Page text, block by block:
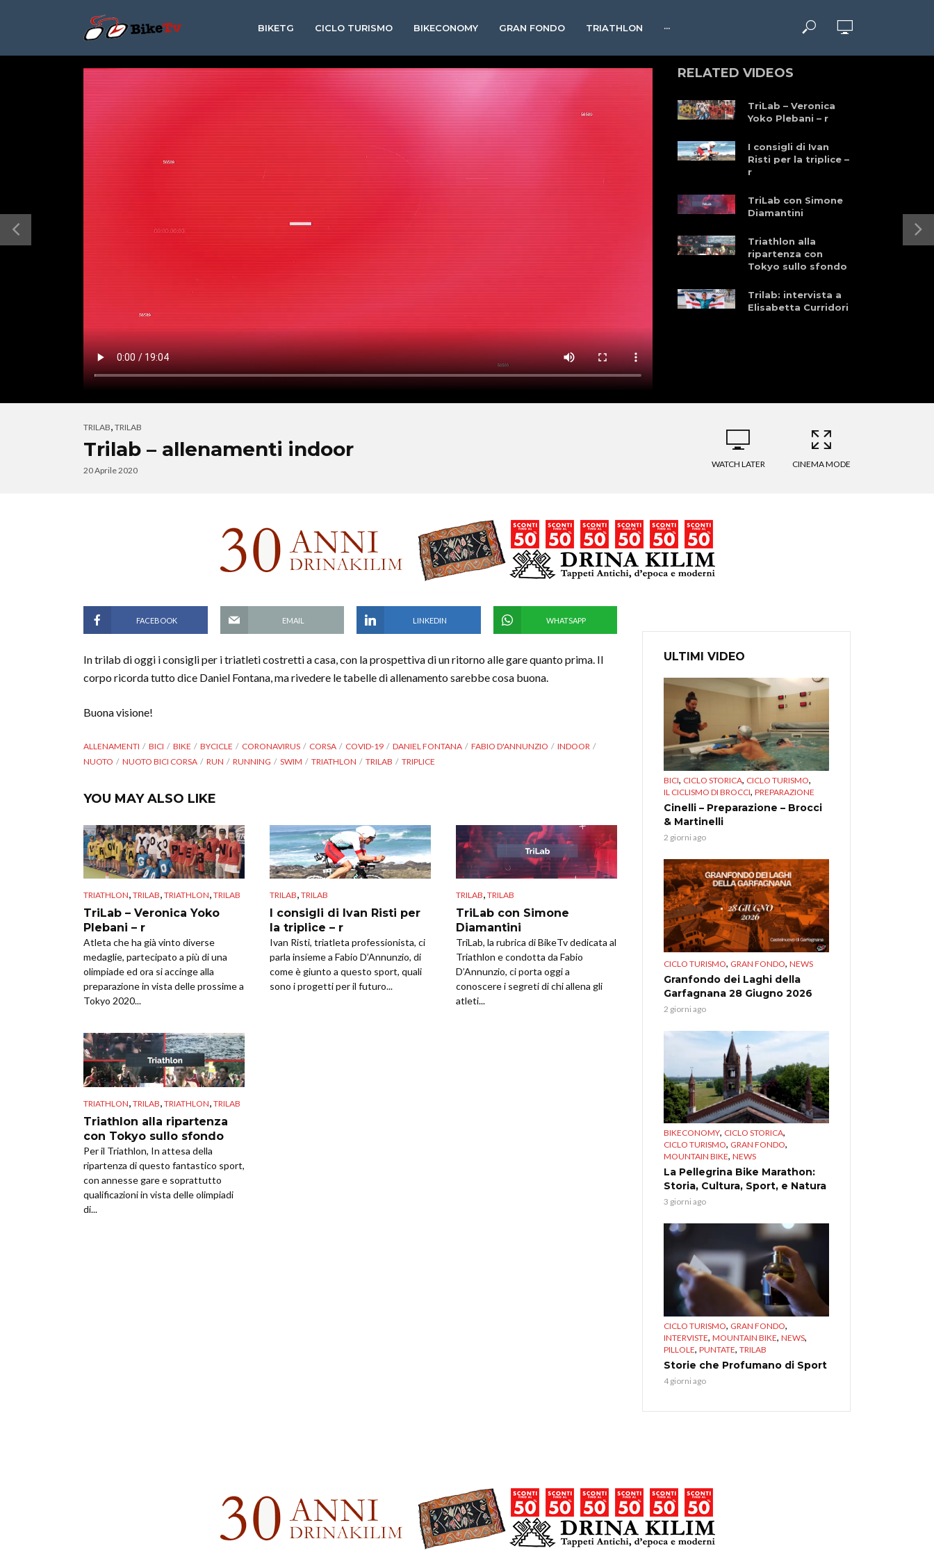
BIKETG CICLO TURISMO BIKECONOMY GRAN FONDO TRIATHLON ···
RELATED VIDEOS
TriLab – Veronica
Yoko Plebani – r
I consigli di Ivan
Risti per la triplice –
r
TriLab con Simone
Diamantini
Triathlon alla
ripartenza con
Tokyo sullo sfondo
Trilab: intervista a
Elisabetta Curridori
TRILAB, TRILAB
Trilab – allenamenti indoor
20 Aprile 2020
WATCH LATER CINEMA MODE
FACEBOOK EMAIL LINKEDIN WHATSAPP
In trilab di oggi i consigli per i triatleti costretti a casa, con la prospettiva di un ritorno alle gare quanto prima. Il
corpo ricorda tutto dice Daniel Fontana, ma rivedere le tabelle di allenamento sarebbe cosa buona.
Buona visione!
ALLENAMENTI BICI BIKE BYCICLE CORONAVIRUS CORSA COVID-19 DANIEL FONTANA FABIO D'ANNUNZIO
INDOOR
NUOTO
NUOTO BICI CORSA RUN RUNNING SWIM TRIATHLON TRILAB TRIPLICE
YOU MAY ALSO LIKE
TRIATHLON, TRILAB, TRIATHLON, TRILAB
TriLab – Veronica Yoko
Plebani – r
Atleta che ha già vinto diverse
medaglie, partecipato a più di una
olimpiade ed ora si accinge alla
preparazione in vista delle prossime a
Tokyo 2020...
TRILAB, TRILAB
I consigli di Ivan Risti per
la triplice – r
Ivan Risti, triatleta professionista, ci
parla insieme a Fabio D’Annunzio, di
come è giunto a questo sport, quali
sono i progetti per il futuro...
TRILAB, TRILAB
TriLab con Simone
Diamantini
TriLab, la rubrica di BikeTv dedicata al
Triathlon e condotta da Fabio
D’Annunzio, ci porta oggi a
conoscere i segreti di chi allena gli
atleti...
TRIATHLON TRILAB TRIATHLON TRILAB
Triathlon alla ripartenza
con Tokyo sullo sfondo
Per il Triathlon, In attesa della
ripartenza di questo fantastico sport,
con annesse gare e soprattutto
qualificazioni in vista delle olimpiadi
di...
ULTIMI VIDEO
BICI, CICLO STORICA, CICLO TURISMO,
IL CICLISMO DI BROCCI, PREPARAZIONE
Cinelli – Preparazione – Brocci
& Martinelli
2 giorni ago
CICLO TURISMO, GRAN FONDO, NEWS
Granfondo dei Laghi della
Garfagnana 28 Giugno 2026
2 giorni ago
BIKECONOMY, CICLO STORICA,
CICLO TURISMO, GRAN FONDO,
MOUNTAIN BIKE, NEWS
La Pellegrina Bike Marathon:
Storia, Cultura, Sport, e Natura
3 giorni ago
CICLO TURISMO, GRAN FONDO,
INTERVISTE, MOUNTAIN BIKE, NEWS,
PILLOLE, PUNTATE, TRILAB
Storie che Profumano di Sport
4 giorni ago